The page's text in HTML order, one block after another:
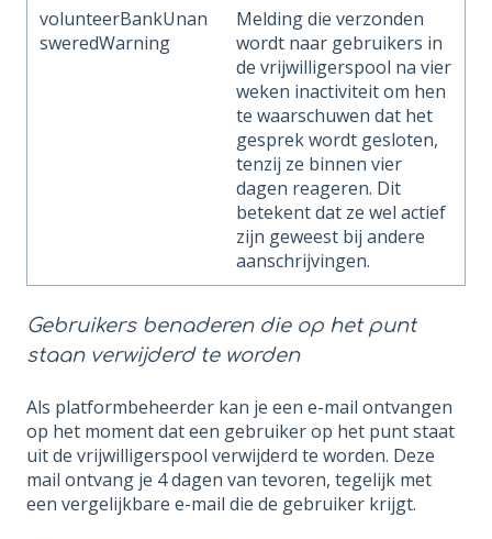
volunteerBankUnan
sweredWarning
Melding die verzonden
wordt naar gebruikers in
de vrijwilligerspool na vier
weken inactiviteit om hen
te waarschuwen dat het
gesprek wordt gesloten,
tenzij ze binnen vier
dagen reageren. Dit
betekent dat ze wel actief
zijn geweest bij andere
aanschrijvingen.
Gebruikers benaderen die op het punt
staan verwijderd te worden
Als platformbeheerder kan je een e-mail ontvangen
op het moment dat een gebruiker op het punt staat
uit de vrijwilligerspool verwijderd te worden. Deze
mail ontvang je 4 dagen van tevoren, tegelijk met
een vergelijkbare e-mail die de gebruiker krijgt.